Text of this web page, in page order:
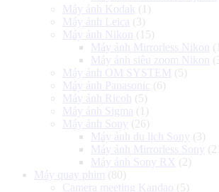
Máy ảnh Kodak (1)
Máy ảnh Leica (3)
Máy ảnh Nikon
(15)
Máy ảnh Mirrorless Nikon
Máy ảnh siêu zoom Nikon
Máy ảnh OM SYSTEM (5)
Máy ảnh Panasonic (6)
Máy ảnh Ricoh
(5)
Máy ảnh Sigma (1)
Máy ảnh Sony (26)
Máy ảnh du lịch Sony (3)
Máy ảnh Mirrorless Sony
Máy ảnh Sony RX (2)
Máy quay phim (80)
Camera meeting Kandao (5)